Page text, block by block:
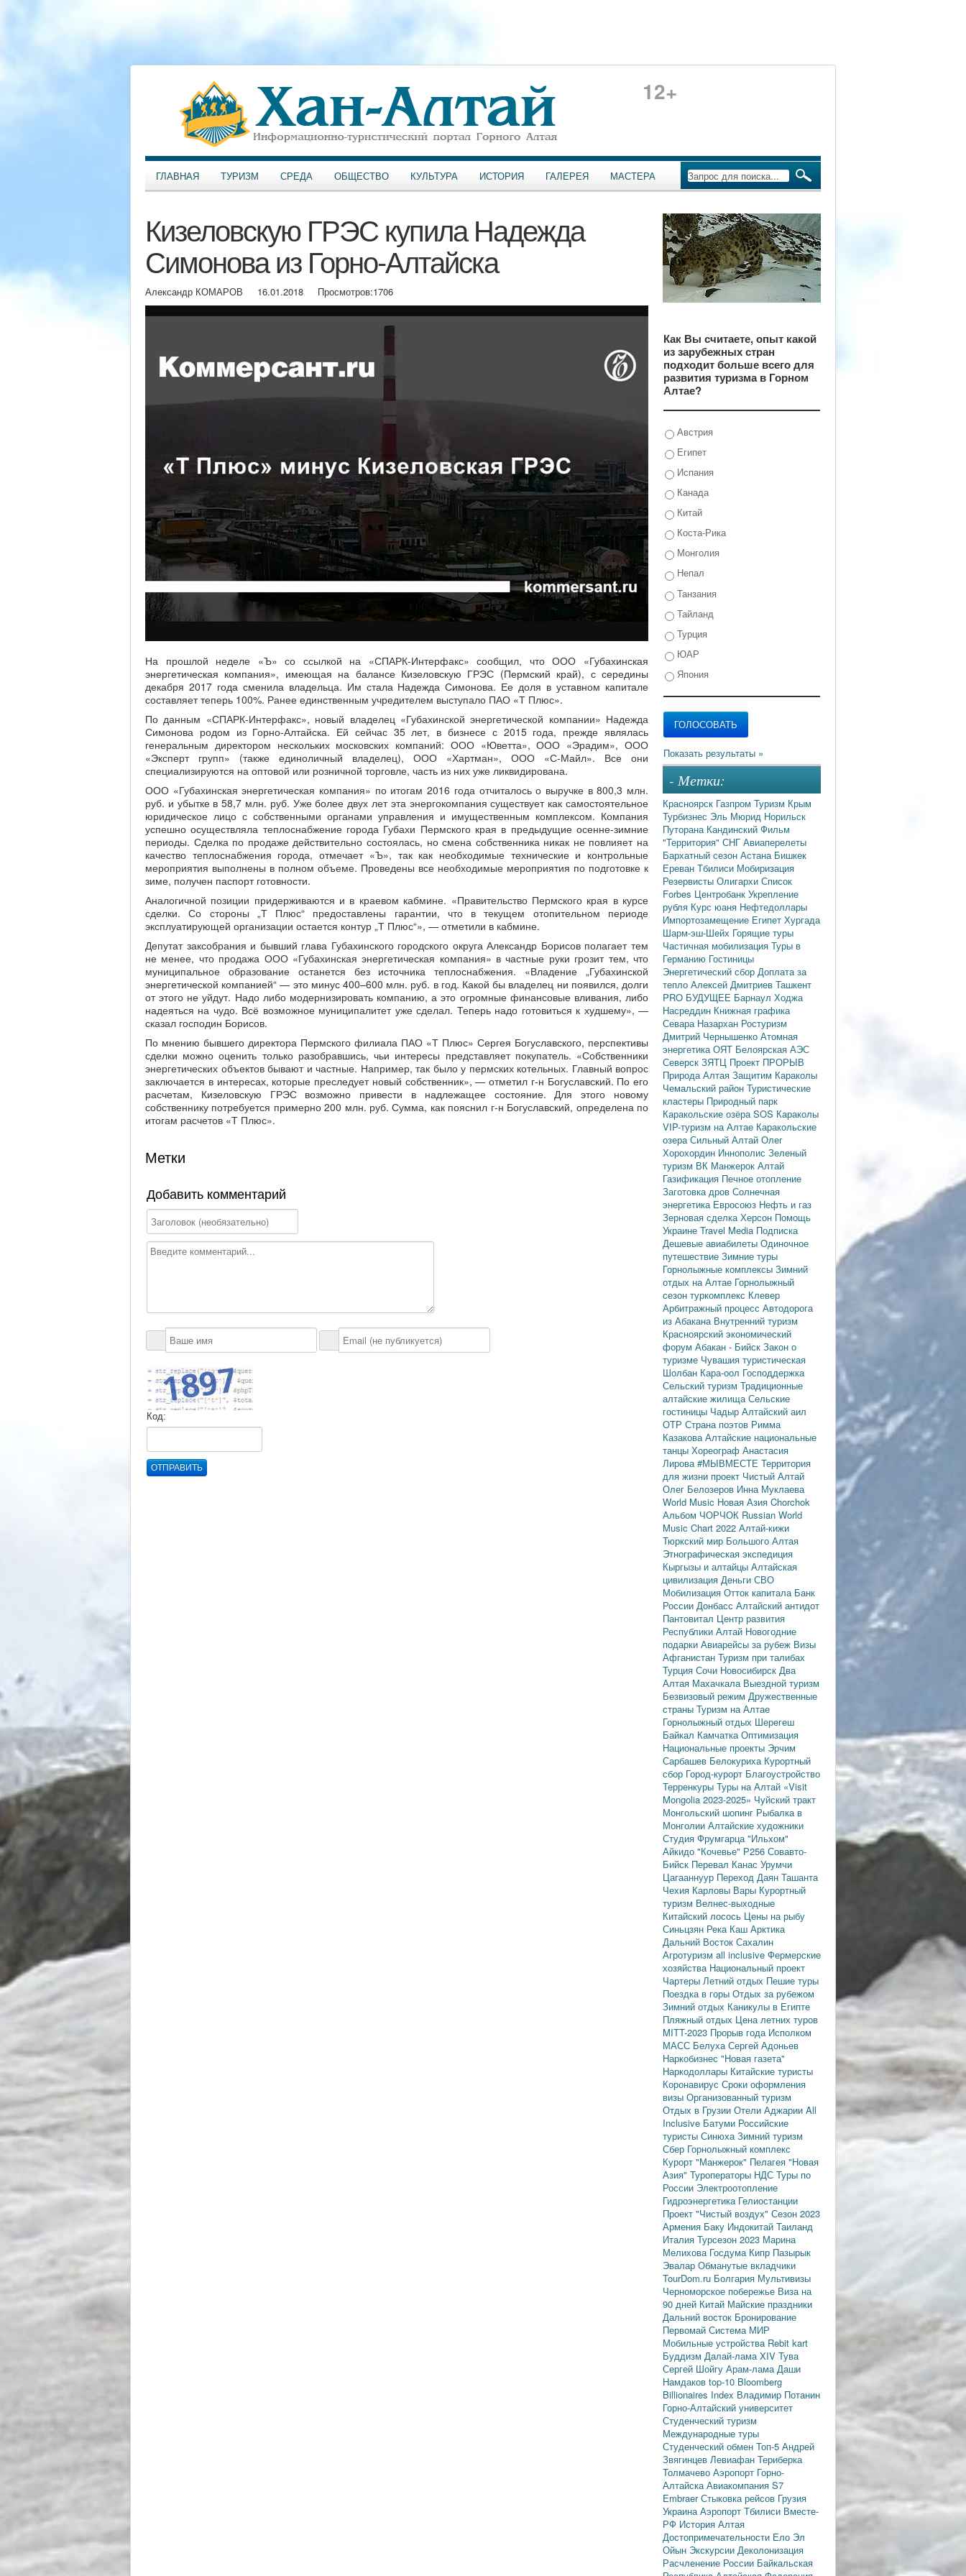
12+
ГЛАВНАЯ ТУРИЗМ СРЕДА ОБЩЕСТВО КУЛЬТУРА ИСТОРИЯ ГАЛЕРЕЯ МАСТЕРА
Кизеловскую ГРЭС купила Надежда
Симонова из Горно-Алтайска
Александр КОМАРОВ 16.01.2018 Просмотров:1706
На прошлой неделе «Ъ» со ссылкой на «СПАРК-Интерфакс» сообщил, что ООО «Губахинская
энергетическая компания», имеющая на балансе Кизеловскую ГРЭС (Пермский край), с середины
декабря 2017 года сменила владельца. Им стала Надежда Симонова. Ее доля в уставном капитале
составляет теперь 100%. Ранее единственным учредителем выступало ПАО «Т Плюс».
По данным «СПАРК-Интерфакс», новый владелец «Губахинской энергетической компании» Надежда
Симонова родом из Горно-Алтайска. Ей сейчас 35 лет, в бизнесе с 2015 года, прежде являлась
генеральным директором нескольких московских компаний: ООО «Юветта», ООО «Эрадим», ООО
«Эксперт групп» (также единоличный владелец), ООО «Хартман», ООО «С-Майл». Все они
специализируются на оптовой или розничной торговле, часть из них уже ликвидирована.
ООО «Губахинская энергетическая компания» по итогам 2016 года отчиталось о выручке в 800,3 млн.
руб. и убытке в 58,7 млн. руб. Уже более двух лет эта энергокомпания существует как самостоятельное
юридическое лицо с собственными органами управления и имущественным комплексом. Компания
успешно осуществляла теплоснабжение города Губахи Пермского края в предыдущие осенне-зимние
периоды. Сделка по продаже действительно состоялась, но смена собственника никак не повлияет на
качество теплоснабжения города, отмечает «Ъ», так как необходимые технические и контрольные
мероприятия выполнены в полном объеме. Проведены все необходимые мероприятия по подготовке к
зиме, получен паспорт готовности.
Аналогичной позиции придерживаются и в краевом кабмине. «Правительство Пермского края в курсе
сделки. Со стороны „Т Плюс“ предоставлены гарантии, что в текущем отопительном периоде
эксплуатирующей организации остается контур „Т Плюс“», — отметили в кабмине.
Депутат заксобрания и бывший глава Губахинского городского округа Александр Борисов полагает тем
не менее, что продажа ООО «Губахинская энергетическая компания» в частные руки грозит тем, что
муниципальное образование останется без источника теплоснабжения. «Владение „Губахинской
энергетической компанией“ — это минус 400–600 млн. руб. в год. Какой бы владелец ни появился, долги
от этого не уйдут. Надо либо модернизировать компанию, а это огромные финансовые вливания, либо
надеяться на чудо. Всё возможное муниципалитет уже сделал. Теперь надо готовиться к худшему», —
сказал господин Борисов.
По мнению бывшего директора Пермского филиала ПАО «Т Плюс» Сергея Богуславского, перспективы
сделки можно оценить только разобравшись, чьи интересы представляет покупатель. «Собственники
энергетических объектов бывают и частные. Например, так было у пермских котельных. Главный вопрос
заключается в интересах, которые преследует новый собственник», — отметил г-н Богуславский. По его
расчетам, Кизеловскую ГРЭС возможно привести в надлежащее состояние. Для этого новому
собственнику потребуется примерно 200 млн. руб. Сумма, как пояснил г-н Богуславский, определена по
итогам расчетов «Т Плюс».
Метки
Добавить комментарий
Код:
ОТПРАВИТЬ
Как Вы считаете, опыт какой
из зарубежных стран
подходит больше всего для
развития туризма в Горном
Алтае?
Австрия
Египет
Испания
Канада
Китай
Коста-Рика
Монголия
Непал
Танзания
Тайланд
Турция
ЮАР
Япония
- Метки:
Красноярск Газпром Туризм Крым
Турбизнес Эль Мюрид Норильск
Путорана Кандинский Фильм
"Территория" СНГ Авиаперелеты
Бархатный сезон Астана Бишкек
Ереван Тбилиси Мобиризация
Резервисты Олигархи Список
Forbes Центробанк Укрепление
рубля Курс юаня Нефтедоллары
Импортозамещение Египет Хургада
Шарм-эш-Шейх Горящие туры
Частичная мобилизация Туры в
Германию Гостиницы
Энергетический сбор Доплата за
тепло Алексей Дмитриев Ташкент
PRO БУДУЩЕЕ Барнаул Ходжа
Насреддин Книжная графика
Севара Назархан Ростуризм
Дмитрий Чернышенко Атомная
энергетикаОЯТ Белоярская АЭС
Северск ЗЯТЦ Проект ПРОРЫВ
Природа Алтая Защитим Караколы
Чемальский район Туристические
кластеры Природный парк
Каракольские озёраSOS Караколы
VIP-туризм на Алтае Каракольские
озераСильный Алтай Олег
Хорохордин Иннополис Зеленый
туризм ВК Манжерок Алтай
Газификация Печное отопление
Заготовка дров Солнечная
энергетика Евросоюз Нефть и газ
Зерновая сделкаХерсон Помощь
Украине Travel Media Подписка
Дешевые авиабилеты Одиночное
путешествие Зимние туры
Горнолыжные комплексы Зимний
отдых на Алтае Горнолыжный
сезон туркомплекс Клевер
Арбитражный процесс Автодорога
из Абакана Внутренний туризм
Красноярский экономический
форум Абакан - Бийск Закон о
туризме Чувашия туристическая
Шолбан Кара-оол Господдержка
Сельский туризм Традиционные
алтайские жилищаСельские
гостиницы Чадыр Алтайский аил
ОТР Страна поэтов Римма
КазаковаАлтайские национальные
танцы Хореограф Анастасия
Лирова#МЫВМЕСТЕ Территория
для жизни проект Чистый Алтай
Олег Белозеров Инна Муклаева
World Music Новая Азия Chorchok
Альбом ЧОРЧОК Russian World
Music Chart 2022 Алтай-кижи
Тюркский мир Большого Алтая
Этнографическая экспедиция
Кыргызы и алтайцы Алтайская
цивилизация Деньги СВО
Мобилизация Отток капитала Банк
России Донбасс Алтайский антидот
Пантовитал Центр развития
Республики Алтай Новогодние
подарки Авиарейсы за рубеж Визы
Афганистан Туризм при талибах
Турция Сочи Новосибирск Два
Алтая Махачкала Выездной туризм
Безвизовый режим Дружественные
страны Туризм на Алтае
Горнолыжный отдых Шерегеш
Байкал КамчаткаОптимизация
Национальные проекты Эрчим
Сарбашев Белокуриха Курортный
сбор Город-курорт Благоустройство
Терренкуры Туры на Алтай «Visit
Mongolia 2023-2025» Чуйский тракт
Монгольский шопинг Рыбалка в
Монголии Алтайские художники
Студия Фрумгарца"Ильхом"
Айкидо "Кочевье" Р256 Совавто-
Бийск Перевал Канас Урумчи
Цагааннуур Переход Даян Ташанта
Чехия Карловы Вары Курортный
туризм Велнес-выходные
Китайский лосось Цены на рыбу
Синьцзян Река Каш Арктика
Дальний Восток Сахалин
Агротуризм all inclusive Фермерские
хозяйства Национальный проект
Чартеры Летний отдых Пешие туры
Поездка в горы Отдых за рубежом
Зимний отдых Каникулы в Египте
Пляжный отдых Цена летних туров
MITT-2023 Прорыв года Исполком
МАСС БелухаСергей Адоньев
Наркобизнес "Новая газета"
Наркодоллары Китайские туристы
Коронавирус Сроки оформления
визы Организованный туризм
Отдых в Грузии Отели Аджарии All
Inclusive Батуми Российские
туристы СинюхаЗимний туризм
Сбер Горнолыжный комплекс
Курорт "Манжерок" Пелагея "Новая
Азия" Туроператоры НДС Туры по
России Электроотопление
Гидроэнергетика Гелиостанции
Проект "Чистый воздух" Сезон 2023
Армения Баку Индокитай Таиланд
Италия Турсезон 2023 Марина
Мелихова Госдума Кипр Пазырык
Эвалар Обманутые вкладчики
TourDom.ru Болгария Мультивизы
Черноморское побережье Виза на
90 дней Китай Майские праздники
Дальний восток Бронирование
Первомай Система МИР
Мобильные устройства Rebit kart
Буддизм Далай-лама XIV Тува
Сергей Шойгу Арам-ламаДаши
Намдаков top-10 Bloomberg
Billionaires Index Владимир Потанин
Горно-Алтайский университет
Студенческий туризм
Международные туры
Студенческий обмен Топ-5 Андрей
Звягинцев Левиафан Териберка
Толмачево Аэропорт Горно-
АлтайскаАвиакомпания S7
EmbraerСтыковка рейсов Грузия
УкраинаАэропорт Тбилиси Вместе-
РФ История Алтая
Достопримечательности Ело Эл
Ойын Экскурсии Деколонизация
Расчленение России Байкальская